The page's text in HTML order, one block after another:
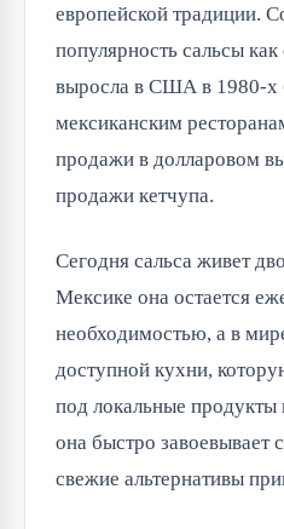
европейской традиции.
популярность сальсы
выросла в США в 1980-х
мексиканским
продажи в долларовом
продажи кетчупа.
Сегодня сальса живет
Мексике она остается
необходимостью, а в
доступной кухни,
под локальные
она быстро завоевывает
свежие альтернативы